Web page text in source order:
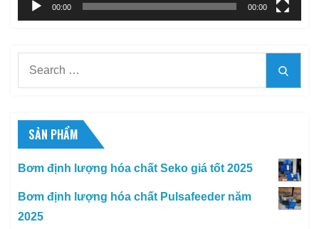
00:00 00:00
SẢN PHẨM
Bơm định lượng hóa chất Seko giá tốt 2025
Bơm định lượng hóa chất Pulsafeeder năm
2025